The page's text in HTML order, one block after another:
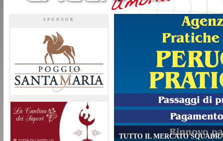
SPONSOR
TUTTO IL MERCATO